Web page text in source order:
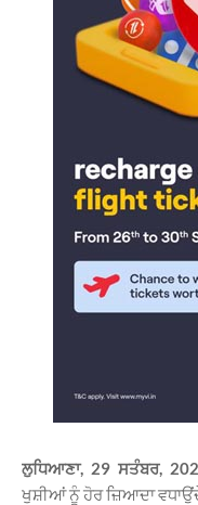
ਲੁਧਿਆਣਾ, 29 ਸਤੰਬਰ,
ਖੁਸ਼ੀਆਂ ਨੂੰ ਹੋਰ ਜ਼ਿਆਦਾ